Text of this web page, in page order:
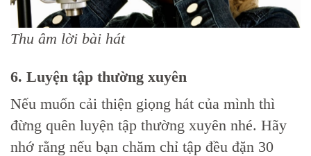
Thu âm lời bài hát
6. Luyện tập thường xuyên
Nếu muốn cải thiện giọng hát của mình thì
đừng quên luyện tập thường xuyên nhé. Hãy
nhớ rằng nếu bạn chăm chỉ tập đều đặn 30